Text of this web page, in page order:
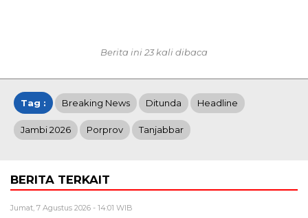
Berita ini 23 kali dibaca
Tag : Breaking News Ditunda Headline
Jambi 2026 Porprov Tanjabbar
BERITA TERKAIT
Jumat, 7 Agustus 2026 - 14:01 WIB